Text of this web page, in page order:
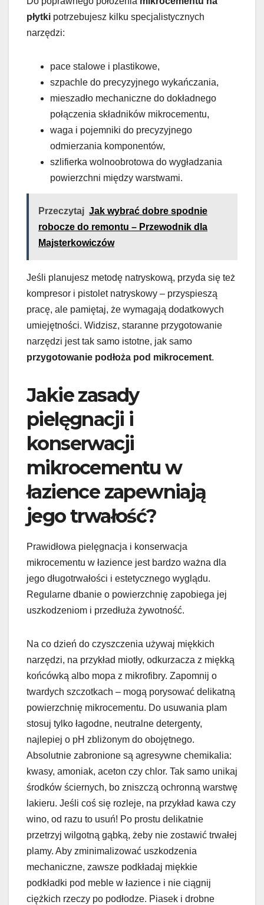
płytki potrzebujesz kilku specjalistycznych
narzędzi:
pace stalowe i plastikowe,
szpachle do precyzyjnego wykańczania,
mieszadło mechaniczne do dokładnego
połączenia składników mikrocementu,
waga i pojemniki do precyzyjnego
odmierzania komponentów,
szlifierka wolnoobrotowa do wygładzania
powierzchni między warstwami.
Przeczytaj Jak wybrać dobre spodnie
robocze do remontu – Przewodnik dla
Majsterkowiczów
Jeśli planujesz metodę natryskową, przyda się też
kompresor i pistolet natryskowy – przyspieszą
pracę, ale pamiętaj, że wymagają dodatkowych
umiejętności. Widzisz, staranne przygotowanie
narzędzi jest tak samo istotne, jak samo
przygotowanie podłoża pod mikrocement.
Jakie zasady
pielęgnacji i
konserwacji
mikrocementu w
łazience zapewniają
jego trwałość?
Prawidłowa pielęgnacja i konserwacja
mikrocementu w łazience jest bardzo ważna dla
jego długotrwałości i estetycznego wyglądu.
Regularne dbanie o powierzchnię zapobiega jej
uszkodzeniom i przedłuża żywotność.
Na co dzień do czyszczenia używaj miękkich
narzędzi, na przykład miotły, odkurzacza z miękką
końcówką albo mopa z mikrofibry. Zapomnij o
twardych szczotkach – mogą porysować delikatną
powierzchnię mikrocementu. Do usuwania plam
stosuj tylko łagodne, neutralne detergenty,
najlepiej o pH zbliżonym do obojętnego.
Absolutnie zabronione są agresywne chemikalia:
kwasy, amoniak, aceton czy chlor. Tak samo unikaj
środków ściernych, bo zniszczą ochronną warstwę
lakieru. Jeśli coś się rozleje, na przykład kawa czy
wino, od razu to usuń! Po prostu delikatnie
przetrzyj wilgotną gąbką, żeby nie zostawić trwałej
plamy. Aby zminimalizować uszkodzenia
mechaniczne, zawsze podkładaj miękkie
podkładki pod meble w łazience i nie ciągnij
ciężkich rzeczy po podłodze. Piasek i drobne